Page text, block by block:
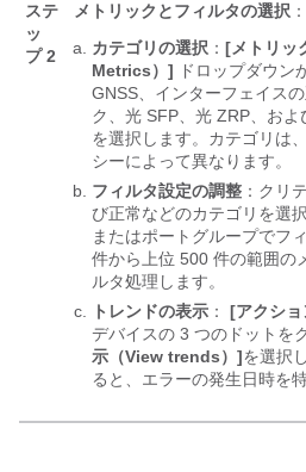
ステ
ッ
プ 2
メトリックとフィルタの選択 ：
カテゴリの選択 ： [メトリッ
Metrics）] ドロップダウン
GNSS、インターフェイス
ク、光 SFP、光 ZRP、およ
を選択します。カテゴリは
シーによって異なります。
フィルタ設定の調整 ：クリ
び正常などのカテゴリを選
またはポートグループでフ
件から上位 500 件の範囲の
ルタ処理します。
トレンドの表示 ： [アクシ
デバイスの 3 つのドットを
示（View trends）]を選択
ると、エラーの発生日時を